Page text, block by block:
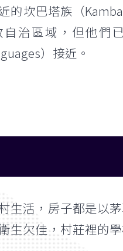
的坎巴塔族（
自治區域，但他們
）接近。
生活，房子都是以
生欠佳，村莊裡的